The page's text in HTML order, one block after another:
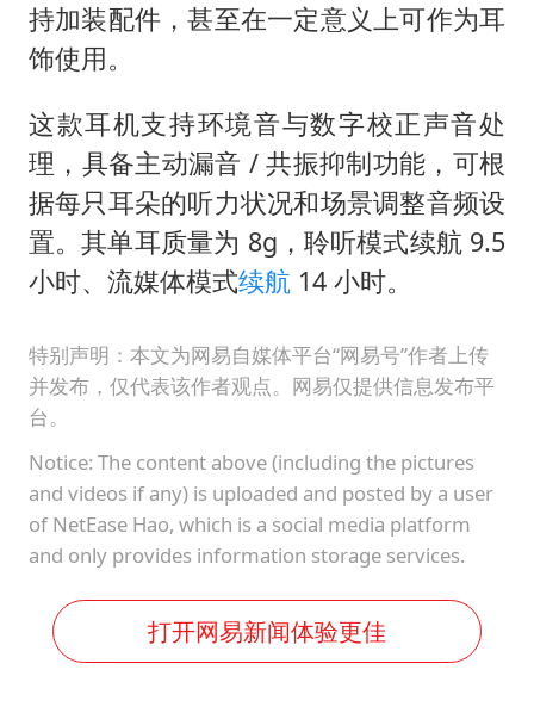
持加装配件，甚至在一定意义上可作为耳
饰使用。
这款耳机支持环境音与数字校正声音处
理，具备主动漏音 / 共振抑制功能，可根
据每只耳朵的听力状况和场景调整音频设
置。其单耳质量为 8g，聆听模式续航 9.5
小时、流媒体模式续航14 小时。
特别声明：本文为网易自媒体平台“网易号”作者上传
并发布，仅代表该作者观点。网易仅提供信息发布平
台。
Notice: The content above (including the pictures
and videos if any) is uploaded and posted by a user
of NetEase Hao, which is a social media platform
and only provides information storage services.
打开网易新闻体验更佳